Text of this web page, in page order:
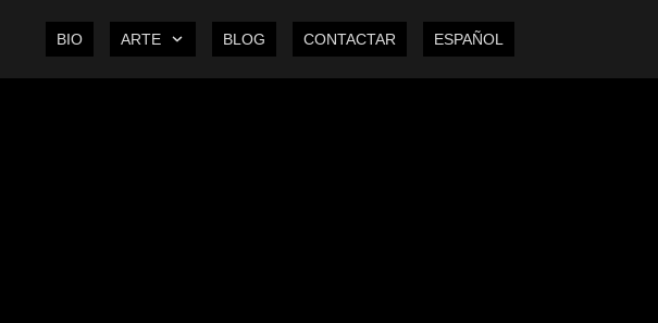
BIO ARTE BLOG CONTACTAR ESPAÑOL